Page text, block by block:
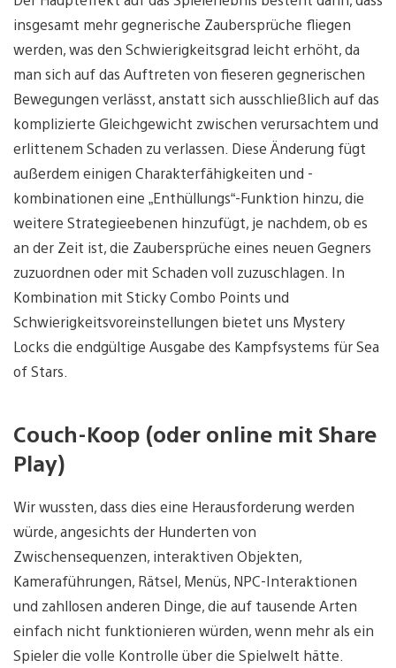
insgesamt mehr gegnerische Zaubersprüche fliegen
werden, was den Schwierigkeitsgrad leicht erhöht, da
man sich auf das Auftreten von fieseren gegnerischen
Bewegungen verlässt, anstatt sich ausschließlich auf das
komplizierte Gleichgewicht zwischen verursachtem und
erlittenem Schaden zu verlassen. Diese Änderung fügt
außerdem einigen Charakterfähigkeiten und -
kombinationen eine „Enthüllungs“-Funktion hinzu, die
weitere Strategieebenen hinzufügt, je nachdem, ob es
an der Zeit ist, die Zaubersprüche eines neuen Gegners
zuzuordnen oder mit Schaden voll zuzuschlagen. In
Kombination mit Sticky Combo Points und
Schwierigkeitsvoreinstellungen bietet uns Mystery
Locks die endgültige Ausgabe des Kampfsystems für Sea
of ​​Stars.
Couch-Koop (oder online mit Share
Play)
Wir wussten, dass dies eine Herausforderung werden
würde, angesichts der Hunderten von
Zwischensequenzen, interaktiven Objekten,
Kameraführungen, Rätsel, Menüs, NPC-Interaktionen
und zahllosen anderen Dinge, die auf tausende Arten
einfach nicht funktionieren würden, wenn mehr als ein
Spieler die volle Kontrolle über die Spielwelt hätte.